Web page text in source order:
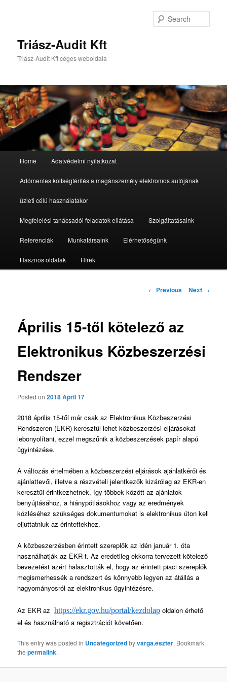
Triász-Audit Kft
Triász-Audit Kft céges weboldala
Skip
to
primary
content
Skip
to
secondary
content
Home Adatvédelmi nyilatkozat
Adómentes költségtérítés a magánszemély elektromos autójának
üzleti célú használatakor
Megfelelési tanácsadói feladatok ellátása Szolgáltatásaink
Referenciák Munkatársaink Elérhetőségünk
Hasznos oldalak Hírek
Post
← Previous Next →
Április 15-től kötelező az
Elektronikus Közbeszerzési
Rendszer
Posted on2018 April 17
2018 április 15-től már csak az Elektronikus Közbeszerzési
Rendszeren (EKR) keresztül lehet közbeszerzési eljárásokat
lebonyolítani, ezzel megszűnik a közbeszerzések papír alapú
ügyintézése.
A változás értelmében a közbeszerzési eljárások ajánlatkérői és
ajánlattevői, illetve a részvételi jelentkezők kizárólag az EKR-en
keresztül érintkezhetnek, így többek között az ajánlatok
benyújtásához, a hiánypótlásokhoz vagy az eredmények
közléséhez szükséges dokumentumokat is elektronikus úton kell
eljuttatniuk az érintettekhez.
A közbeszerzésben érintett szereplők az idén január 1. óta
használhatják az EKR-t. Az eredetileg ekkorra tervezett kötelező
bevezetést azért halasztották el, hogy az érintett piaci szereplők
megismerhessék a rendszert és könnyebb legyen az átállás a
hagyományosról az elektronikus ügyintézésre.
Az EKR az https://ekr.gov.hu/portal/kezdolap oldalon érhető
el és használható a regisztrációt követően.
This entry was posted in Uncategorizedbyvarga.eszter. Bookmark
thepermalink.